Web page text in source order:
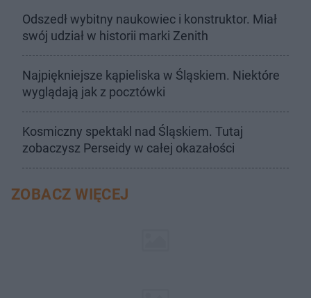
Odszedł wybitny naukowiec i konstruktor. Miał
swój udział w historii marki Zenith
Najpiękniejsze kąpieliska w Śląskiem. Niektóre
wyglądają jak z pocztówki
Kosmiczny spektakl nad Śląskiem. Tutaj
zobaczysz Perseidy w całej okazałości
ZOBACZ WIĘCEJ